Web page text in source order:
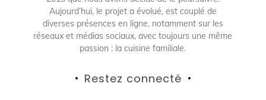
Aujourd’hui, le projet a évolué, est couplé de
diverses présences en ligne, notamment sur les
réseaux et médias sociaux, avec toujours une même
passion : la cuisine familiale.
Restez connecté